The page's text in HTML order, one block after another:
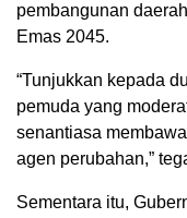
pembangunan
Emas 2045.
“Tunjukkan kepada
pemuda yang
senantiasa
agen perubahan,”
Sementara itu,